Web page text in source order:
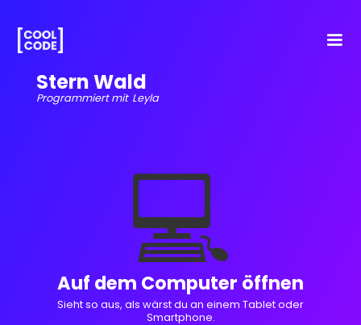
Stern Wald
Programmiert mit Leyla
💻
Auf dem Computer öffnen
Sieht so aus, als wärst du an einem Tablet oder
Smartphone.